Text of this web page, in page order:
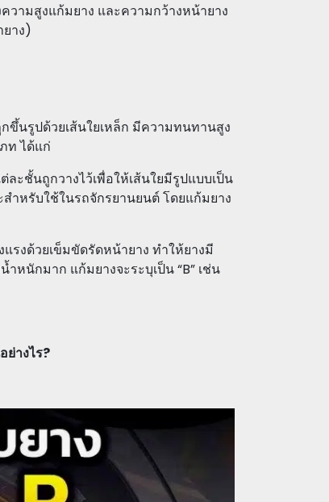
ามสูงแก้มยาง และความกว้างหน้ายาง
าง)
ขึ้นรูปด้วยเส้นใยเหล็ก มีความทนทานสูง
ท ได้แก่
ละชั้นถูกวางไว้เพื่อให้เส้นใยมีรูปแบบเป็น
ำหรับใช้ในรถจักรยานยนต์ โดยแก้มยาง
รงด้วยเข็มขัดรัดหน้ายาง ทำให้ยางมี
หนักมาก แก้มยางจะระบุเป็น “B” เช่น
ย่างไร?